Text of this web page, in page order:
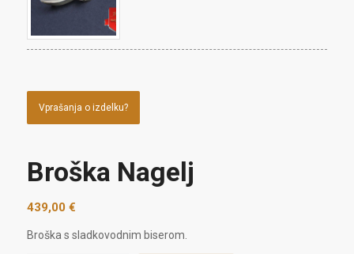
Vprašanja o izdelku?
Broška Nagelj
439,00 €
Broška s sladkovodnim biserom.